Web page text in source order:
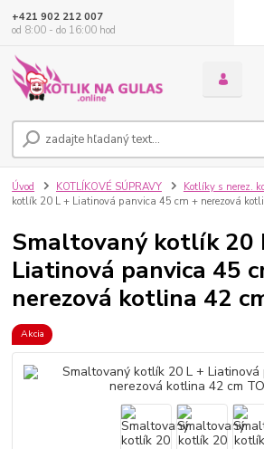
+421 902 212 007
od 8:00 - do 16:00 hod
Úvod KOTLÍKOVÉ SÚPRAVY Kotlíky s nerez.
kotlík 20 L + Liatinová panvica 45 cm + nerezová
Smaltovaný kotlík 20
Liatinová panvica 45
nerezová kotlina 42
Akcia